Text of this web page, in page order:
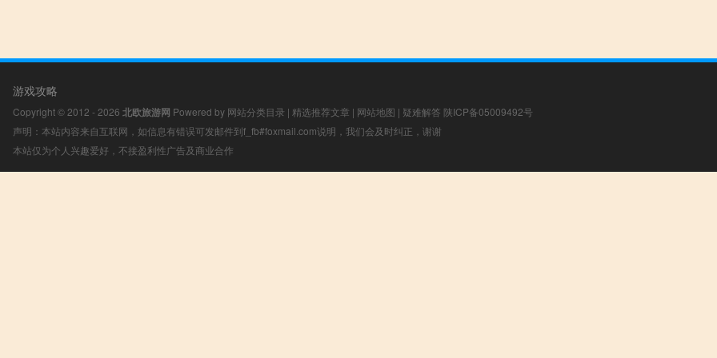
游戏攻略
Copyright © 2012 - 2026 北欧旅游网 Powered by 网站分类目录 | 精选推荐文章 | 网站地图 | 疑难解答 陕ICP备05009492号
声明：本站内容来自互联网，如信息有错误可发邮件到f_fb#foxmail.com说明，我们会及时纠正，谢谢
本站仅为个人兴趣爱好，不接盈利性广告及商业合作